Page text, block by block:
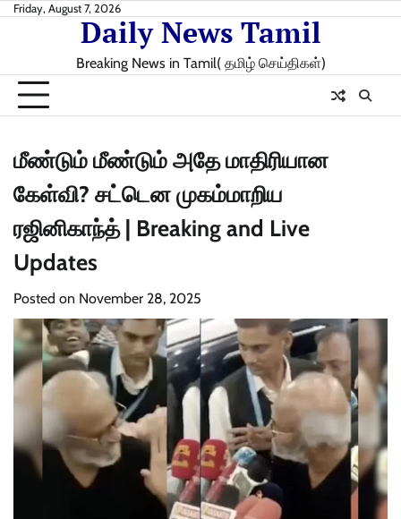
SkipFriday, August 7, 2026
Daily News Tamil
Breaking News in Tamil( தமிழ் செய்திகள்)
மீண்டும் மீண்டும் அதே மாதிரியான
கேள்வி? சட்டென முகம்மாறிய
ரஜினிகாந்த் | Breaking and Live
Updates
Posted on November 28, 2025